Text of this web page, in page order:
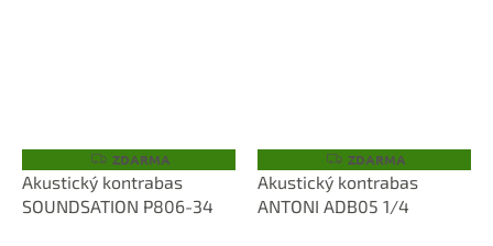
Z
D
A
R
ZDARMA
Akustický kontrabas
SOUNDSATION P806-34
Z
D
A
R
ZDARMA
Akustický kontrabas
ANTONI ADB05 1/4